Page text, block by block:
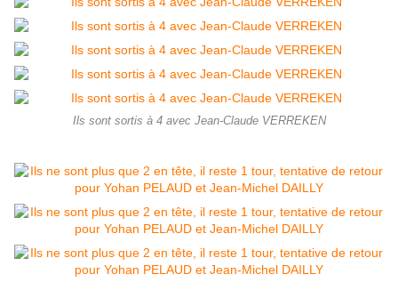
Ils sont sortis à 4 avec Jean-Claude VERREKEN